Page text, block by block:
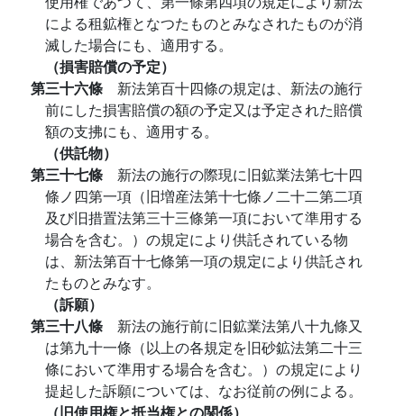
による租鉱権となつたものとみなされたものが消
滅した場合にも、適用する。
（損害賠償の予定）
第三十六條 新法第百十四條の規定は、新法の施行
前にした損害賠償の額の予定又は予定された賠償
額の支拂にも、適用する。
（供託物）
第三十七條 新法の施行の際現に旧鉱業法第七十四
條ノ四第一項（旧増産法第十七條ノ二十二第二項
及び旧措置法第三十三條第一項において準用する
場合を含む。）の規定により供託されている物
は、新法第百十七條第一項の規定により供託され
たものとみなす。
（訴願）
第三十八條 新法の施行前に旧鉱業法第八十九條又
は第九十一條（以上の各規定を旧砂鉱法第二十三
條において準用する場合を含む。）の規定により
提起した訴願については、なお従前の例による。